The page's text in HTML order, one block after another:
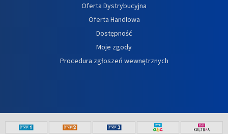
Oferta Dystrybucyjna
Oferta Handlowa
Dostępność
Moje zgody
Procedura zgłoszeń wewnętrznych